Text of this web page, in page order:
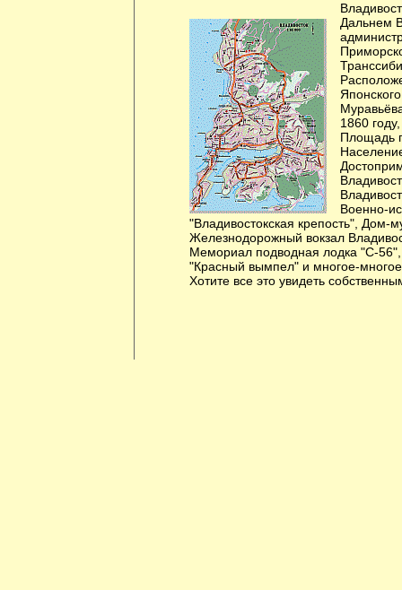
Дальнем
1860
Площадь
Военно-
"Владивостокская крепость", Дом-
Железнодорожный вокзал
Мемориал подводная лодка "С-
"Красный вымпел" и многое-многое
Хотите все это увидеть